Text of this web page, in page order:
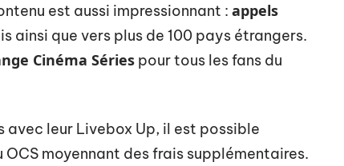
est aussi impressionnant : appels
ainsi que vers plus de 100 pays étrangers.
Cinéma Séries pour tous les fans du
avec leur Livebox Up, il est possible
moyennant des frais supplémentaires.